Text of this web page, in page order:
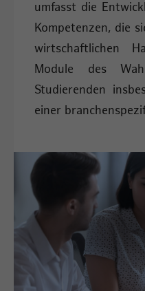
umfasst die
Kompetenzen, die
wirtschaftlichen
Module des
Studierenden
einer